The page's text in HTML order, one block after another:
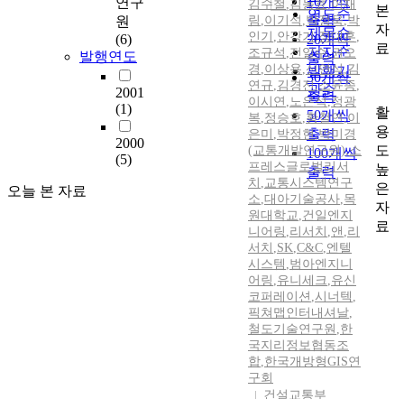
원
(6)
발행연도
2001
(1)
2000
(5)
오늘 본 자료
연도순
제목순
저자순
발행기
관순
출력
20개씩
출력
30개씩
출력
50개씩
출력
100개씩
출력
김수철,김동효,이재
림 ,이기석 ,박정욱,박
인기 ,안강기,정대훈,
조규석 ,전일수,권오
경 ,이상용,신연식,김
연규,김경진,소윤종,
이시연 ,노은석,정광
복,정승호,황철연,이
은미 ,박정현,박미경
(교통개발연구원),소
프레스글로벌리서
치 ,교통시스템연구
소,대아기술공사,목
원대학교,건일엔지
니어링 ,리서치 ,앤 ,리
서치 ,SK,C&C,엔텔
시스템 ,범아엔지니
어링 ,유니세크,유신
코퍼레이션 ,시너텍 ,
픽쳐맵인터내셔날,
철도기술연구원 ,한
국지리정보협동조
합,한국개방형GIS연
구회
건설교통부
본
자
료
활
용
도
높
은
자
료